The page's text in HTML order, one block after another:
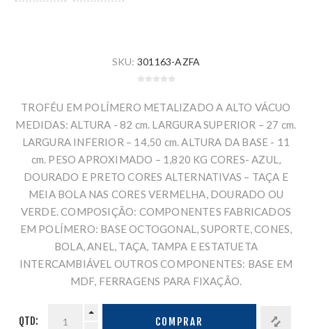
SKU: 301163-AZFA
TROFÉU EM POLÍMERO METALIZADO A ALTO VÁCUO
MEDIDAS: ALTURA - 82 cm. LARGURA SUPERIOR – 27 cm.
LARGURA INFERIOR – 14,50 cm. ALTURA DA BASE - 11
cm. PESO APROXIMADO – 1,820 KG CORES- AZUL,
DOURADO E PRETO CORES ALTERNATIVAS – TAÇA E
MEIA BOLA NAS CORES VERMELHA, DOURADO OU
VERDE. COMPOSIÇÃO: COMPONENTES FABRICADOS
EM POLÍMERO: BASE OCTOGONAL, SUPORTE, CONES,
BOLA, ANEL, TAÇA, TAMPA E ESTATUETA
INTERCAMBIÁVEL OUTROS COMPONENTES: BASE EM
MDF, FERRAGENS PARA FIXAÇÃO.
QTD: COMPRAR